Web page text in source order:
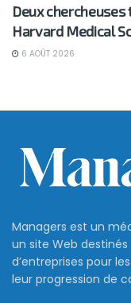
Deux
Harvard Medical
6 AOÛT 2026
Managers est un
un site Web
d’entreprises pour
leur progression de